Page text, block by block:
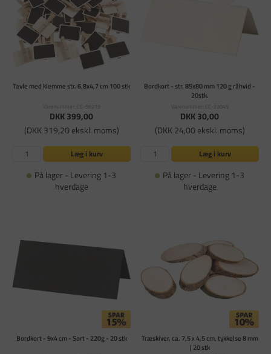
Tavle med klemme str. 6,8x4,7 cm 100 stk
Varenummer: CC-56215
DKK 399,00
(DKK 319,20 ekskl. moms)
Læg i kurv
På lager - Levering 1-3
hverdage
Bordkort - str. 85x80 mm 120 g råhvid -
20stk.
Varenummer: CC-23049
DKK 30,00
(DKK 24,00 ekskl. moms)
Læg i kurv
På lager - Levering 1-3
hverdage
Bordkort - 9x4 cm - Sort - 220g - 20 stk
Træskiver, ca. 7,5 x 4,5 cm, tykkelse 8 mm
| 20 stk